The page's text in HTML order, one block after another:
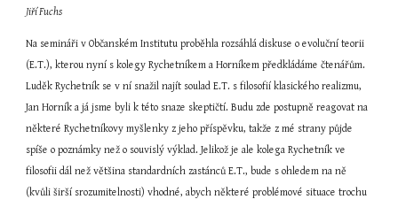
Jiří Fuchs
Na semináři v Občanském Institutu proběhla rozsáhlá diskuse o evoluční teorii
(E.T.), kterou nyní s kolegy Rychetníkem a Horníkem předkládáme čtenářům.
Luděk Rychetník se v ní snažil najít soulad E.T. s filosofií klasického realizmu,
Jan Horník a já jsme byli k této snaze skeptičtí. Budu zde postupně reagovat na
některé Rychetníkovy myšlenky z jeho příspěvku, takže z mé strany půjde
spíše o poznámky než o souvislý výklad. Jelikož je ale kolega Rychetník ve
filosofii dál než většina standardních zastánců E.T., bude s ohledem na ně
(kvůli širší srozumitelnosti) vhodné, abych některé problémové situace trochu